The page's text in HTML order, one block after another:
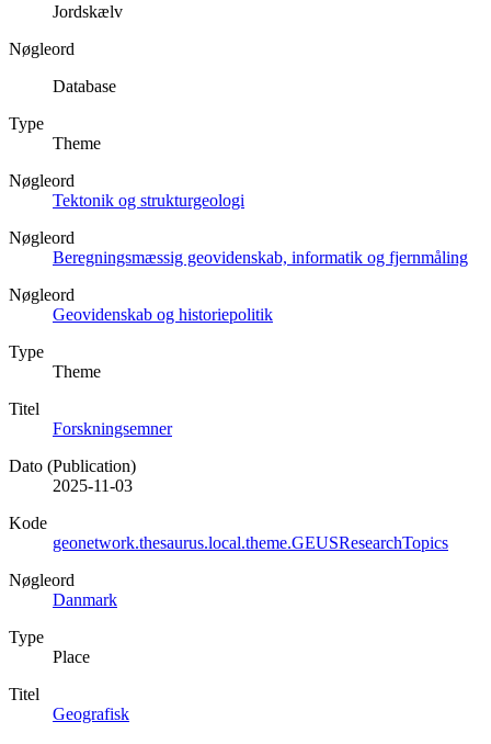
Jordskælv
Nøgleord
Database
Type
Theme
Nøgleord
Tektonik og strukturgeologi
Nøgleord
Beregningsmæssig geovidenskab, informatik og fjernmåling
Nøgleord
Geovidenskab og historiepolitik
Type
Theme
Titel
Forskningsemner
Dato (Publication)
2025-11-03
Kode
geonetwork.thesaurus.local.theme.GEUSResearchTopics
Nøgleord
Danmark
Type
Place
Titel
Geografisk